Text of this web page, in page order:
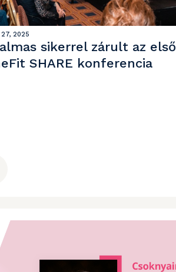
27, 2025
sikerrel zárult az első
SHARE konferencia